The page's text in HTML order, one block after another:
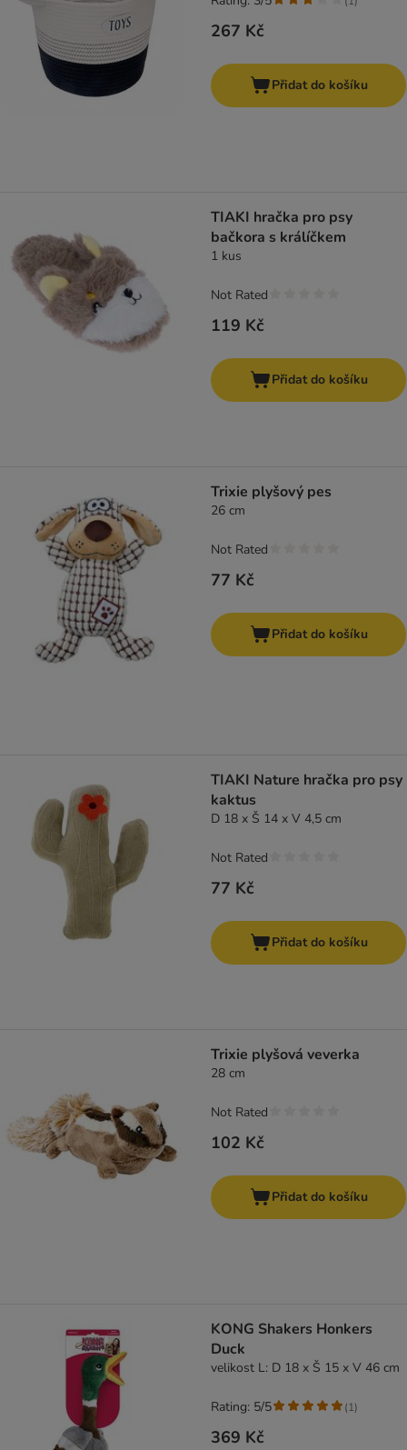
267 Kč
Přidat do košíku
TIAKI hračka pro psy
bačkora s králíčkem
1 kus
119 Kč
Not Rated
Přidat do košíku
Trixie plyšový pes
26 cm
77 Kč
Not Rated
Přidat do košíku
TIAKI Nature hračka pro psy
kaktus
D 18 x Š 14 x V 4,5 cm
77 Kč
Not Rated
Přidat do košíku
Trixie plyšová veverka
28 cm
102 Kč
Not Rated
Přidat do košíku
KONG Shakers Honkers
Duck
velikost L: D 18 x Š 15 x V 46 cm
369 Kč
Rating: 5/5 (1)